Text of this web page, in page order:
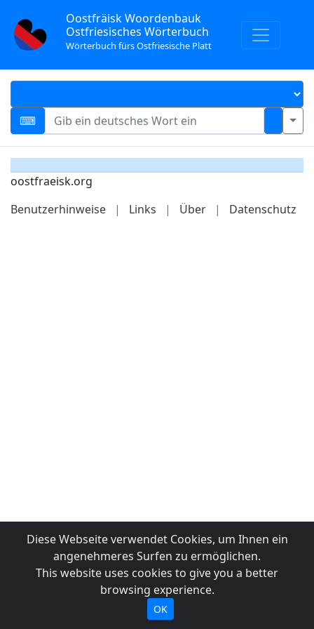
Oostfräisk Woordenbauk
Ostfriesisches Wörterbuch
Wörterbuch fürs Ostfriesische Platt
oostfraeisk.org
Benutzerhinweise
| Links | Über | Datenschutz
Diese Webseite verwendet Cookies, um Ihnen ein
angenehmeres Surfen zu ermöglichen.
This website uses cookies to give you a better
browsing experience.
OK